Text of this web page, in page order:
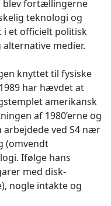
blev fortællingerne
teknologi og
i et officielt politisk
medier.
knyttet til fysiske
har hævdet at
amerikansk
af 1980’erne og
arbejdede ved S4 nær
(omvendt
Ifølge hans
med disk-
nogle intakte og